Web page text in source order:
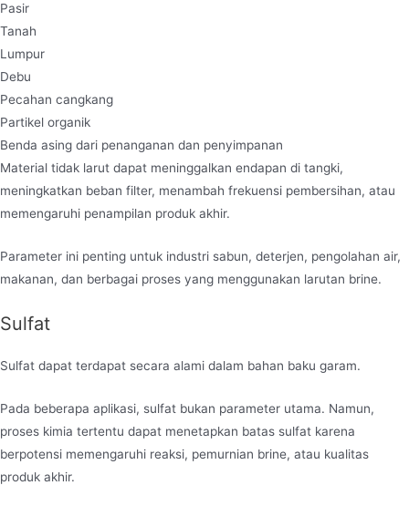
Pasir
Tanah
Lumpur
Debu
Pecahan cangkang
Partikel organik
Benda asing dari penanganan dan penyimpanan
Material tidak larut dapat meninggalkan endapan di tangki,
meningkatkan beban filter, menambah frekuensi pembersihan, atau
memengaruhi penampilan produk akhir.
Parameter ini penting untuk industri sabun, deterjen, pengolahan air,
makanan, dan berbagai proses yang menggunakan larutan brine.
Sulfat
Sulfat dapat terdapat secara alami dalam bahan baku garam.
Pada beberapa aplikasi, sulfat bukan parameter utama. Namun,
proses kimia tertentu dapat menetapkan batas sulfat karena
berpotensi memengaruhi reaksi, pemurnian brine, atau kualitas
produk akhir.